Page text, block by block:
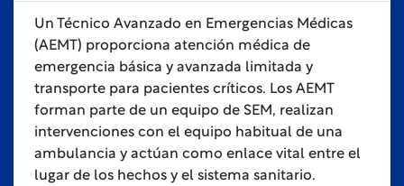
Un Técnico Avanzado en Emergencias Médicas
(AEMT) proporciona atención médica de
emergencia básica y avanzada limitada y
transporte para pacientes críticos. Los AEMT
forman parte de un equipo de SEM, realizan
intervenciones con el equipo habitual de una
ambulancia y actúan como enlace vital entre el
lugar de los hechos y el sistema sanitario.